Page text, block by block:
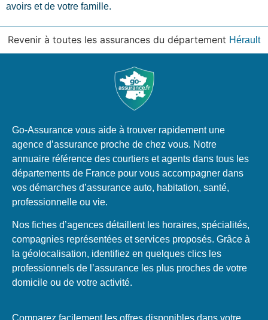
avoirs et de votre famille.
Revenir à toutes les assurances du département Hérault
Go-Assurance vous aide à trouver rapidement une
agence d’assurance proche de chez vous. Notre
annuaire référence des courtiers et agents dans tous les
départements de France pour vous accompagner dans
vos démarches d’assurance auto, habitation, santé,
professionnelle ou vie.
Nos fiches d’agences détaillent les horaires, spécialités,
compagnies représentées et services proposés. Grâce à
la géolocalisation, identifiez en quelques clics les
professionnels de l’assurance les plus proches de votre
domicile ou de votre activité.
Comparez facilement les offres disponibles dans votre